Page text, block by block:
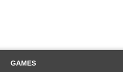
GAMES